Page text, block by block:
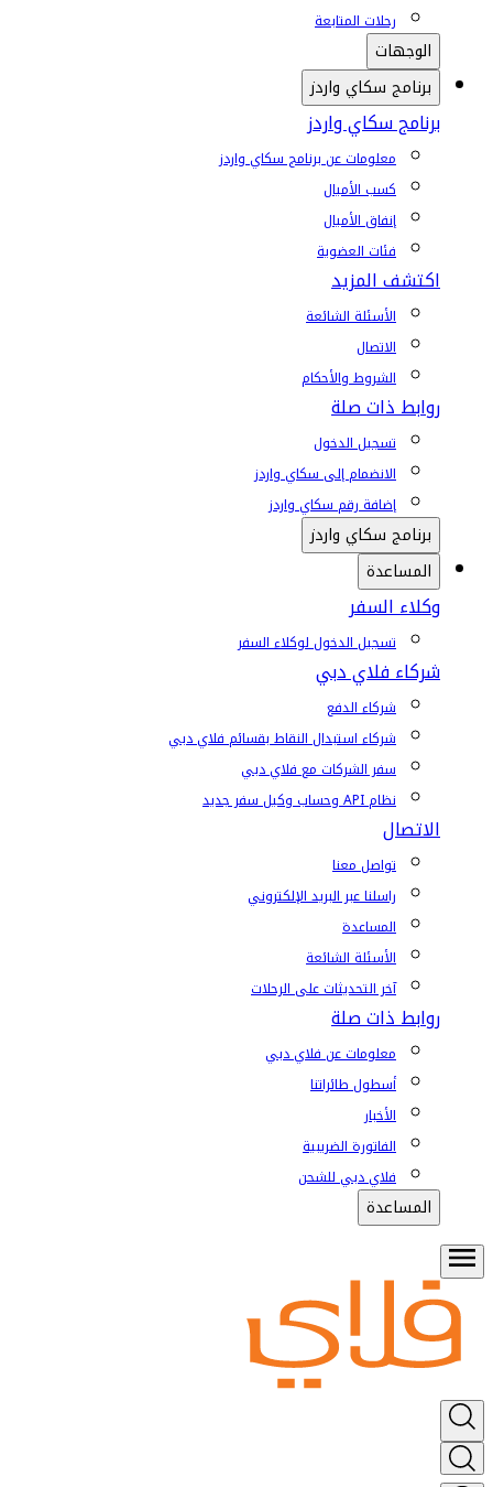
رحلات المتابعة
الوجهات
برنامج سكاي واردز
برنامج سكاي واردز
معلومات عن برنامج سكاي واردز
كسب الأميال
إنفاق الأميال
فئات العضوية
اكتشف المزيد
الأسئلة الشائعة
الاتصال
الشروط والأحكام
روابط ذات صلة
تسجيل الدخول
الانضمام إلى سكاي واردز
إضافة رقم سكاي واردز
برنامج سكاي واردز
المساعدة
وكلاء السفر
تسجيل الدخول لوكلاء السفر
شركاء فلاي دبي
شركاء الدفع
شركاء استبدال النقاط بقسائم فلاي دبي
سفر الشركات مع فلاي دبي
نظام API وحساب وكيل سفر جديد
الاتصال
تواصل معنا
راسلنا عبر البريد الإلكتروني
المساعدة
الأسئلة الشائعة
آخر التحديثات على الرحلات
روابط ذات صلة
معلومات عن فلاي دبي
أسطول طائراتنا
الأخبار
الفاتورة الضريبية
فلاي دبي للشحن
المساعدة